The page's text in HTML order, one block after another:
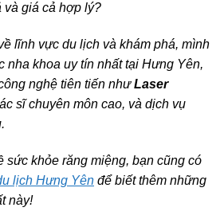
và giá cả hợp lý?
lĩnh vực du lịch và khám phá, mình
nha khoa uy tín nhất tại Hưng Yên,
nghệ tiên tiến nhưLaser
sĩ chuyên môn cao, và dịch vụ
sức khỏe răng miệng, bạn cũng có
lịch Hưng Yên để biết thêm những
này!